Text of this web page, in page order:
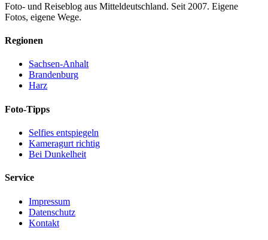
Foto- und Reiseblog aus Mitteldeutschland. Seit 2007. Eigene
Fotos, eigene Wege.
Regionen
Sachsen-Anhalt
Brandenburg
Harz
Foto-Tipps
Selfies entspiegeln
Kameragurt richtig
Bei Dunkelheit
Service
Impressum
Datenschutz
Kontakt